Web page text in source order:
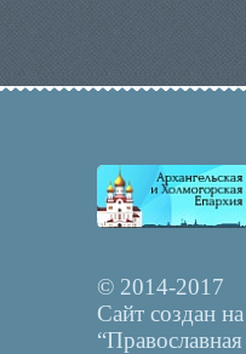
© 2014-2017
Сайт создан